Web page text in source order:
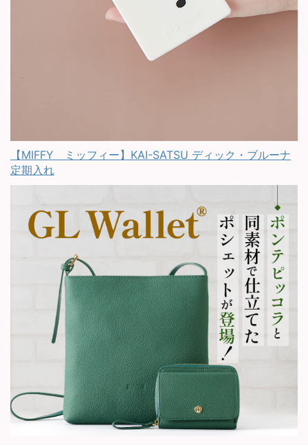
【MIFFY ミッフィー】KAI-SATSU ディック・ブルーナ
定期入れ